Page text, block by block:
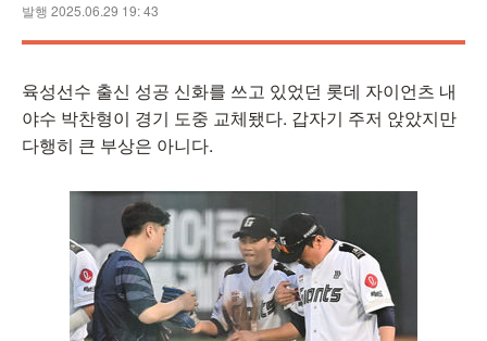
발행 2025.06.29 19: 43
육성선수 출신 성공 신화를 쓰고 있었던 롯데 자이언츠 내
야수 박찬형이 경기 도중 교체됐다. 갑자기 주저 앉았지만
다행히 큰 부상은 아니다.